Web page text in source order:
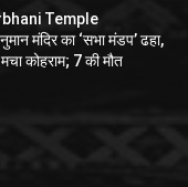
Temple
मंदिर का ‘सभा मंडप’ ढहा,
कोहराम; 7 की मौत